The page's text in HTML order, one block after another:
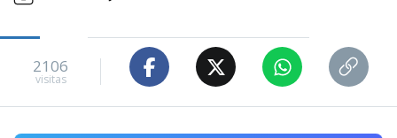
2106
visitas